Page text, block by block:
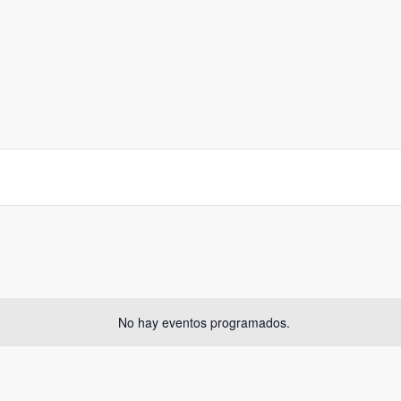
No hay eventos programados.